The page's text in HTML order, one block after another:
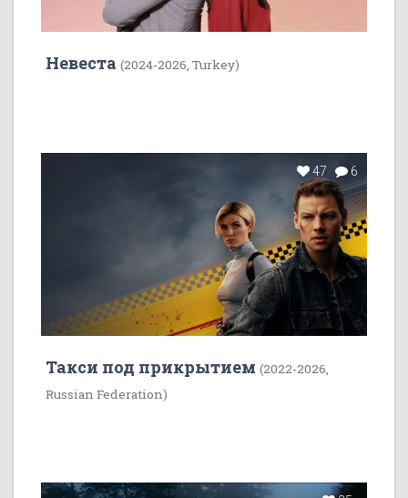
Невеста (2024-2026, Turkey)
47 6
Такси под прикрытием (2022-2026,
Russian Federation)